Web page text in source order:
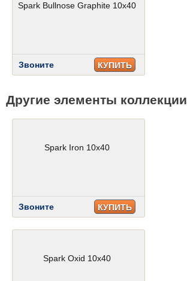
Spark Bullnose Graphite 10x40
Звоните КУПИТЬ
Другие элементы коллекции
Spark Iron 10x40
Звоните КУПИТЬ
Spark Oxid 10x40